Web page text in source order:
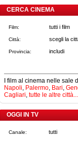
CERCA CINEMA
Film:
Città:
Provincia:
I film al cinema nelle sale
Napoli, Palermo, Bari,
Cagliari, tutte le altre città...
OGGI IN TV
Canale: